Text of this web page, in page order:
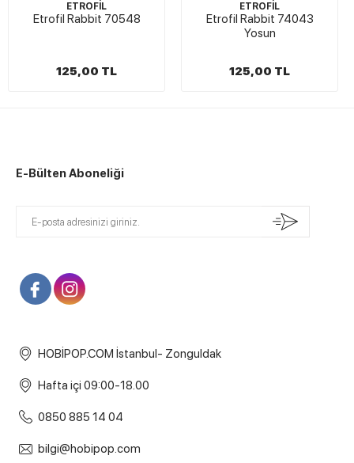
ETROFİL
Etrofil Rabbit 70548
125,00 TL
ETROFİL
Etrofil Rabbit 74043
Yosun
125,00 TL
E-Bülten Aboneliği
HOBİPOP.COM İstanbul- Zonguldak
Hafta içi 09:00-18.00
0850 885 14 04
bilgi@hobipop.com